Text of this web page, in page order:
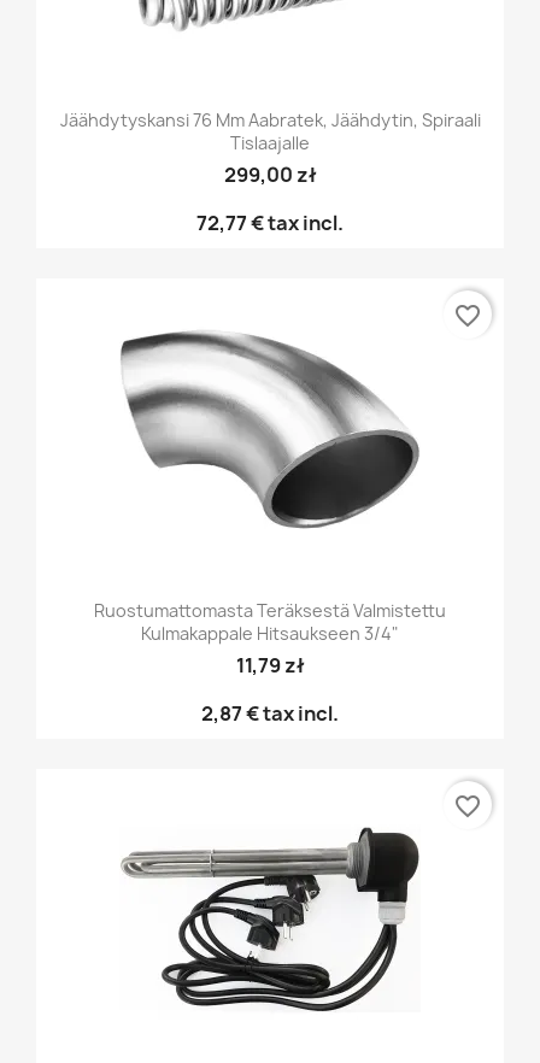
Jäähdytyskansi 76 Mm Aabratek, Jäähdytin, Spiraali
Tislaajalle
299,00 zł
72,77 €tax incl.
Ruostumattomasta Teräksestä Valmistettu
Kulmakappale Hitsaukseen 3/4"
11,79 zł
2,87 €tax incl.
favorite_border
favorite_border